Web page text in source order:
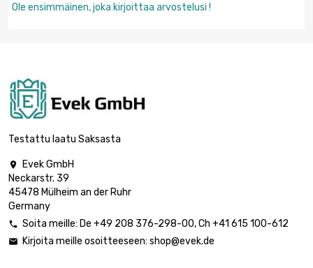
Ole ensimmäinen, joka kirjoittaa arvostelusi !
Testattu laatu Saksasta

Evek GmbH
Neckarstr. 39
45478 Mülheim an der Ruhr
Germany
 Soita meille: De +49 208 376-298-00, Ch +41 615 100-612
 Kirjoita meille osoitteeseen: shop@evek.de